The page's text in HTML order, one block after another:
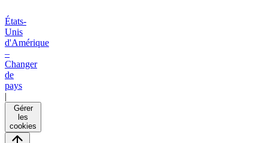
États-
Unis
d'Amérique
–
Changer
de
pays
|
Gérer
les
cookies